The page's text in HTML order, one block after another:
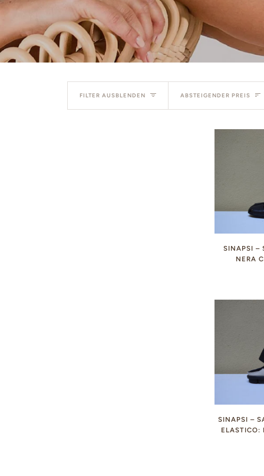
FILTER AUSBLENDEN ABSTEIGENDER PREIS
SINAPSI –
NERA
SINAPSI –
ELASTICO: